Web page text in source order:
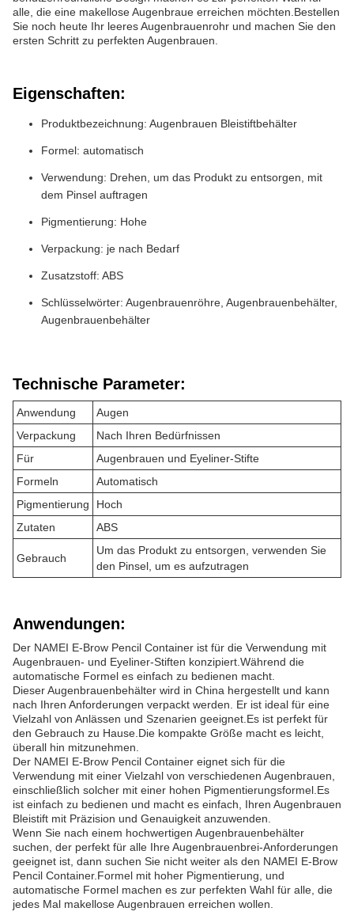
alle, die eine makellose Augenbraue erreichen möchten.Bestellen
Sie noch heute Ihr leeres Augenbrauenrohr und machen Sie den
ersten Schritt zu perfekten Augenbrauen.
Eigenschaften:
Produktbezeichnung: Augenbrauen Bleistiftbehälter
Formel: automatisch
Verwendung: Drehen, um das Produkt zu entsorgen, mit
dem Pinsel auftragen
Pigmentierung: Hohe
Verpackung: je nach Bedarf
Zusatzstoff: ABS
Schlüsselwörter: Augenbrauenröhre, Augenbrauenbehälter,
Augenbrauenbehälter
Technische Parameter:
Anwendung
Augen
Verpackung
Nach Ihren Bedürfnissen
Für
Augenbrauen und Eyeliner-Stifte
Formeln
Automatisch
Pigmentierung
Hoch
Zutaten
ABS
Gebrauch
Um das Produkt zu entsorgen, verwenden Sie
den Pinsel, um es aufzutragen
Anwendungen:
Der NAMEI E-Brow Pencil Container ist für die Verwendung mit
Augenbrauen- und Eyeliner-Stiften konzipiert.Während die
automatische Formel es einfach zu bedienen macht.
Dieser Augenbrauenbehälter wird in China hergestellt und kann
nach Ihren Anforderungen verpackt werden. Er ist ideal für eine
Vielzahl von Anlässen und Szenarien geeignet.Es ist perfekt für
den Gebrauch zu Hause.Die kompakte Größe macht es leicht,
überall hin mitzunehmen.
Der NAMEI E-Brow Pencil Container eignet sich für die
Verwendung mit einer Vielzahl von verschiedenen Augenbrauen,
einschließlich solcher mit einer hohen Pigmentierungsformel.Es
ist einfach zu bedienen und macht es einfach, Ihren Augenbrauen
Bleistift mit Präzision und Genauigkeit anzuwenden.
Wenn Sie nach einem hochwertigen Augenbrauenbehälter
suchen, der perfekt für alle Ihre Augenbrauenbrei-Anforderungen
geeignet ist, dann suchen Sie nicht weiter als den NAMEI E-Brow
Pencil Container.Formel mit hoher Pigmentierung, und
automatische Formel machen es zur perfekten Wahl für alle, die
jedes Mal makellose Augenbrauen erreichen wollen.